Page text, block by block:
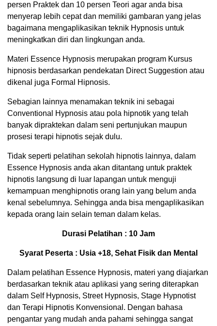
persen Praktek dan 10 persen Teori agar anda bisa
menyerap lebih cepat dan memiliki gambaran yang jelas
bagaimana mengaplikasikan teknik Hypnosis untuk
meningkatkan diri dan lingkungan anda.
Materi Essence Hypnosis merupakan program Kursus
hipnosis berdasarkan pendekatan Direct Suggestion atau
dikenal juga Formal Hipnosis.
Sebagian lainnya menamakan teknik ini sebagai
Conventional Hypnosis atau pola hipnotik yang telah
banyak dipraktekan dalam seni pertunjukan maupun
prosesi terapi hipnotis sejak dulu.
Tidak seperti pelatihan sekolah hipnotis lainnya, dalam
Essence Hypnosis anda akan ditantang untuk praktek
hipnotis langsung di luar lapangan untuk menguji
kemampuan menghipnotis orang lain yang belum anda
kenal sebelumnya. Sehingga anda bisa mengaplikasikan
kepada orang lain selain teman dalam kelas.
Durasi Pelatihan : 10 Jam
Syarat Peserta : Usia +18, Sehat Fisik dan Mental
Dalam pelatihan Essence Hypnosis, materi yang diajarkan
berdasarkan teknik atau aplikasi yang sering diterapkan
dalam Self Hypnosis, Street Hypnosis, Stage Hypnotist
dan Terapi Hipnotis Konvensional. Dengan bahasa
pengantar yang mudah anda pahami sehingga sangat